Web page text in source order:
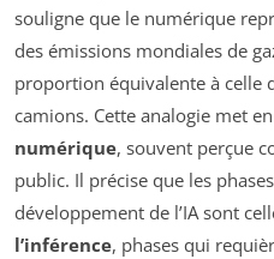
souligne que le numérique
des émissions mondiales de
proportion équivalente à celle
camions. Cette analogie met
numérique, souvent perçue
public. Il précise que les
développement de l’IA sont
l’inférence, phases qui